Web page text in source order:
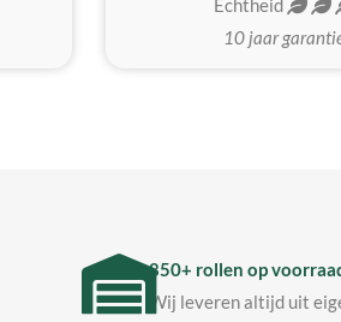
Echtheid
10 jaar
850+ rollen op
Wij leveren altijd uit